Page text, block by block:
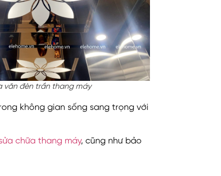
văn đèn trần thang máy
không gian sống sang trọng với
chữa thang máy, cũng như bảo